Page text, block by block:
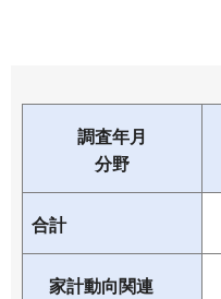
調査年月
分野
合計
家計動向関連